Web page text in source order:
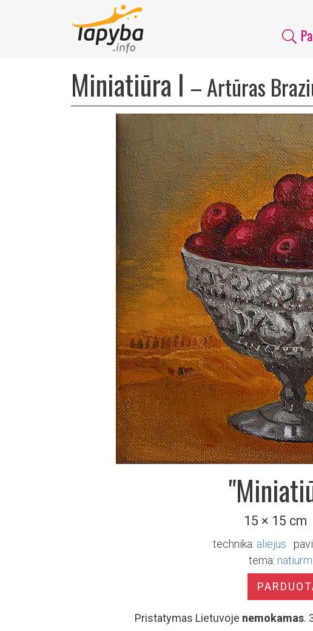
Miniatiūra I –Artūras
15 × 15 cm
technika: aliejus
tema:
Pristatymas Lietuvoje nemokamas.